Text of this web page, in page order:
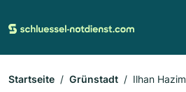
Startseite Grünstadt Ilhan Hazim